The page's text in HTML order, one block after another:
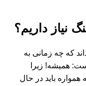
نیاز داریم؟
که چه زمانی به
همیشه! زیرا
همواره باید در حال